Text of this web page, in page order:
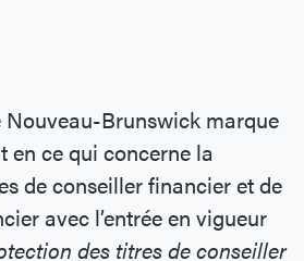
Nouveau-Brunswick marque
ce qui concerne la
de conseiller financier et de
avec l’entrée en vigueur
des titres de conseiller